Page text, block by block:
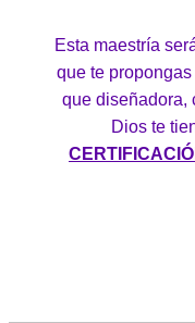
Esta maestría
que te
que diseñadora,
Dios te